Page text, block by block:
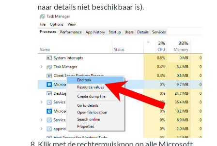
naar details niet beschikbaar is).
Klik met de rechtermuisknop op alle Microsoft